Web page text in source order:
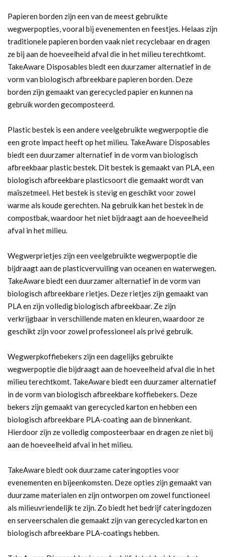
Papieren borden zijn een van de meest gebruikte
wegwerpopties, vooral bij evenementen en feestjes. Helaas zijn
traditionele papieren borden vaak niet recyclebaar en dragen
ze bij aan de hoeveelheid afval die in het milieu terechtkomt.
TakeAware Disposables biedt een duurzamer alternatief in de
vorm van biologisch afbreekbare papieren borden. Deze
borden zijn gemaakt van gerecycled papier en kunnen na
gebruik worden gecomposteerd.
Plastic bestek is een andere veelgebruikte wegwerpoptie die
een grote impact heeft op het milieu. TakeAware Disposables
biedt een duurzamer alternatief in de vorm van biologisch
afbreekbaar plastic bestek. Dit bestek is gemaakt van PLA, een
biologisch afbreekbare plasticsoort die gemaakt wordt van
maïszetmeel. Het bestek is stevig en geschikt voor zowel
warme als koude gerechten. Na gebruik kan het bestek in de
compostbak, waardoor het niet bijdraagt aan de hoeveelheid
afval in het milieu.
Wegwerprietjes zijn een veelgebruikte wegwerpoptie die
bijdraagt aan de plasticvervuiling van oceanen en waterwegen.
TakeAware biedt een duurzamer alternatief in de vorm van
biologisch afbreekbare rietjes. Deze rietjes zijn gemaakt van
PLA en zijn volledig biologisch afbreekbaar. Ze zijn
verkrijgbaar in verschillende maten en kleuren, waardoor ze
geschikt zijn voor zowel professioneel als privé gebruik.
Wegwerpkoffiebekers zijn een dagelijks gebruikte
wegwerpoptie die bijdraagt aan de hoeveelheid afval die in het
milieu terechtkomt. TakeAware biedt een duurzamer alternatief
in de vorm van biologisch afbreekbare koffiebekers. Deze
bekers zijn gemaakt van gerecycled karton en hebben een
biologisch afbreekbare PLA-coating aan de binnenkant.
Hierdoor zijn ze volledig composteerbaar en dragen ze niet bij
aan de hoeveelheid afval in het milieu.
TakeAware biedt ook duurzame cateringopties voor
evenementen en bijeenkomsten. Deze opties zijn gemaakt van
duurzame materialen en zijn ontworpen om zowel functioneel
als milieuvriendelijk te zijn. Zo biedt het bedrijf cateringdozen
en serveerschalen die gemaakt zijn van gerecycled karton en
biologisch afbreekbare PLA-coatings hebben.